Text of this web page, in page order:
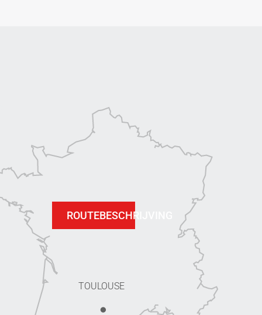
TOULOUSE
ROUTEBESCHRIJVING